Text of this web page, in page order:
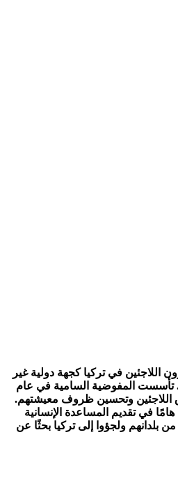
اللاجئين في تركيا كجهة دولية غير
تأسست المفوضية السامية في عام
اللاجئين وتحسين ظروف معيشتهم.
في تقديم المساعدة الإنسانية
بلدانهم ولجؤوا إلى تركيا بحثًا عن